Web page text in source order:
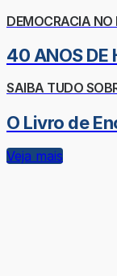
DEMOCRACIA NO
40 ANOS DE
SAIBA TUDO
O Livro de
Veja mais